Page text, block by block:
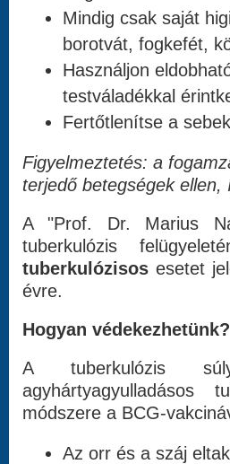
Mindig csak saját
borotvát, fogkefét,
Használjon
testváladékkal
Fertőtlenítse a
Figyelmeztetés: a
terjedő betegségek ellen,
A "Prof. Dr. Marius
tuberkulózis
tuberkulózisos esetet
évre.
Hogyan védekezhetünk?
A tuberkulózis
agyhártyagyulladásos
módszere a BCG-
Az orr és a száj